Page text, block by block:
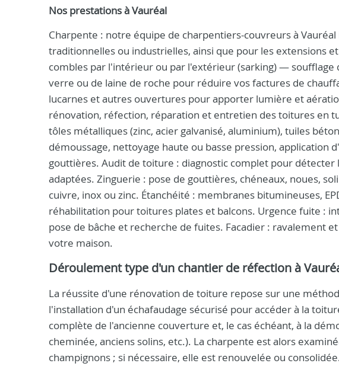
Nos prestations à Vauréal
Charpente : notre équipe de charpentiers-couvreurs à
traditionnelles ou industrielles, ainsi que pour les extensions
combles par l'intérieur ou par l'extérieur (sarking) — soufflage
verre ou de laine de roche pour réduire vos factures de
lucarnes et autres ouvertures pour apporter lumière et
rénovation, réfection, réparation et entretien des toitures en
tôles métalliques (zinc, acier galvanisé, aluminium), tuiles
démoussage, nettoyage haute ou basse pression,
gouttières. Audit de toiture : diagnostic complet pour
adaptées. Zinguerie : pose de gouttières, chéneaux, noues,
cuivre, inox ou zinc. Étanchéité : membranes bitumineuses,
réhabilitation pour toitures plates et balcons. Urgence fuite :
pose de bâche et recherche de fuites. Facadier : ravalement
votre maison.
Déroulement type d'un chantier de réfection à
La réussite d'une rénovation de toiture repose sur une
l'installation d'un échafaudage sécurisé pour accéder à la
complète de l'ancienne couverture et, le cas échéant, à la
cheminée, anciens solins, etc.). La charpente est alors
champignons ; si nécessaire, elle est renouvelée ou